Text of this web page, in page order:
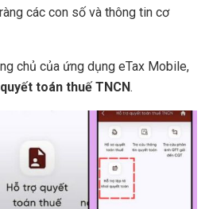
các con số và thông tin cơ
chủ của ứng dụng eTax Mobile,
toán thuế TNCN.